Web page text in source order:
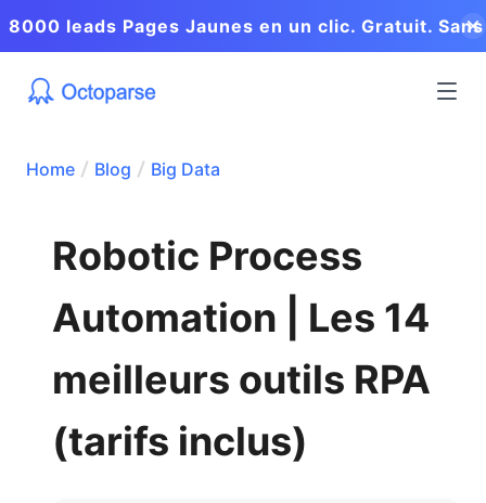
8000 leads Pages Jaunes en un clic. Gratuit. Sans
Home Blog Big Data
Robotic Process
Automation | Les 14
meilleurs outils RPA
(tarifs inclus)